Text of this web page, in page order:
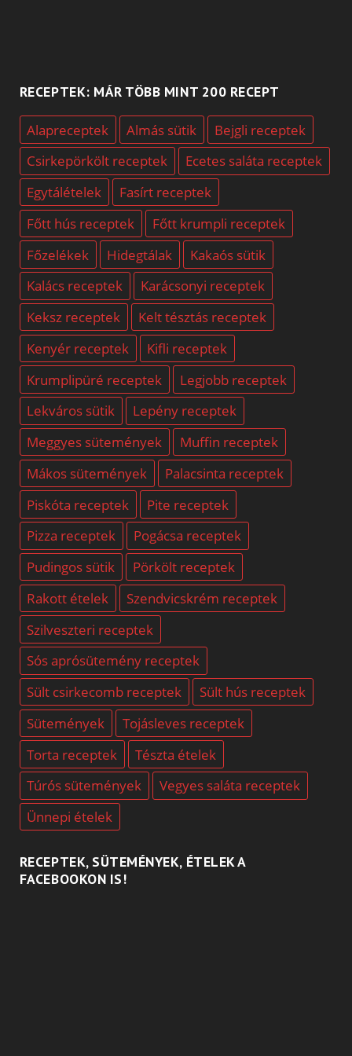
RECEPTEK: MÁR TÖBB MINT 200 RECEPT
Alapreceptek Almás sütik
Bejgli receptek
Csirkepörkölt receptek
Ecetes saláta receptek
Egytálételek
Fasírt receptek
Főtt hús receptek
Főtt krumpli receptek
Főzelékek
Hidegtálak
Kakaós sütik
Kalács receptek
Karácsonyi receptek
Keksz receptek
Kelt tésztás receptek
Kenyér receptek
Kifli receptek
Krumplipüré receptek
Legjobb receptek
Lekváros sütik
Lepény receptek
Meggyes sütemények
Muffin receptek
Mákos sütemények
Palacsinta receptek
Piskóta receptek
Pite receptek
Pizza receptek
Pogácsa receptek
Pudingos sütik
Pörkölt receptek
Rakott ételek
Szendvicskrém receptek
Szilveszteri receptek
Sós aprósütemény receptek
Sült csirkecomb receptek
Sült hús receptek
Sütemények
Tojásleves receptek
Torta receptek
Tészta ételek
Túrós sütemények
Vegyes saláta receptek
Ünnepi ételek
RECEPTEK, SÜTEMÉNYEK, ÉTELEK A
FACEBOOKON IS!